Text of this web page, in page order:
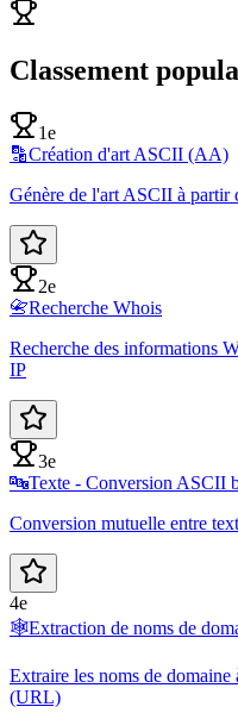
Classement
1e
🔡Création d'art ASCII (AA)
Génère de l'art ASCII à partir
2e
📇Recherche Whois
Recherche des informations
IP
3e
🔤Texte - Conversion ASCII
Conversion mutuelle entre
4e
🕸️Extraction de noms de
Extraire les noms de domaine
(URL)